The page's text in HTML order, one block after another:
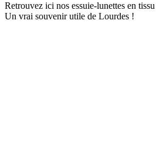
Retrouvez ici nos essuie-lunettes en
Un vrai souvenir utile de Lourdes !